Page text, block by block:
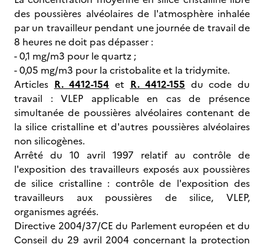
des poussières alvéolaires de l'atmosphère inhalée
par un travailleur pendant une journée de travail de
8 heures ne doit pas dépasser :
- 0,1 mg/m3 pour le quartz ;
- 0,05 mg/m3 pour la cristobalite et la tridymite.
Articles R. 4412-154 et R. 4412-155 du code du
travail : VLEP applicable en cas de présence
simultanée de poussières alvéolaires contenant de
la silice cristalline et d'autres poussières alvéolaires
non silicogènes.
Arrêté du 10 avril 1997 relatif au contrôle de
l'exposition des travailleurs exposés aux poussières
de silice cristalline : contrôle de l'exposition des
travailleurs aux poussières de silice, VLEP,
organismes agréés.
Directive 2004/37/CE du Parlement européen et du
Conseil du 29 avril 2004 concernant la protection